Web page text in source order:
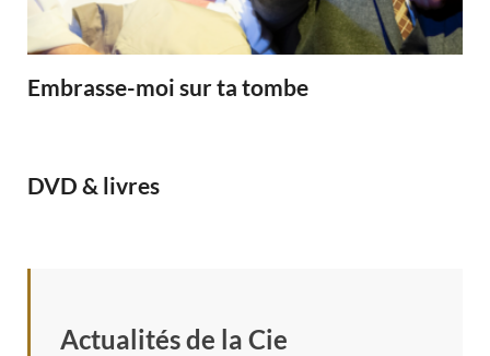
Embrasse-moi sur ta tombe
DVD & livres
Actualités de la Cie